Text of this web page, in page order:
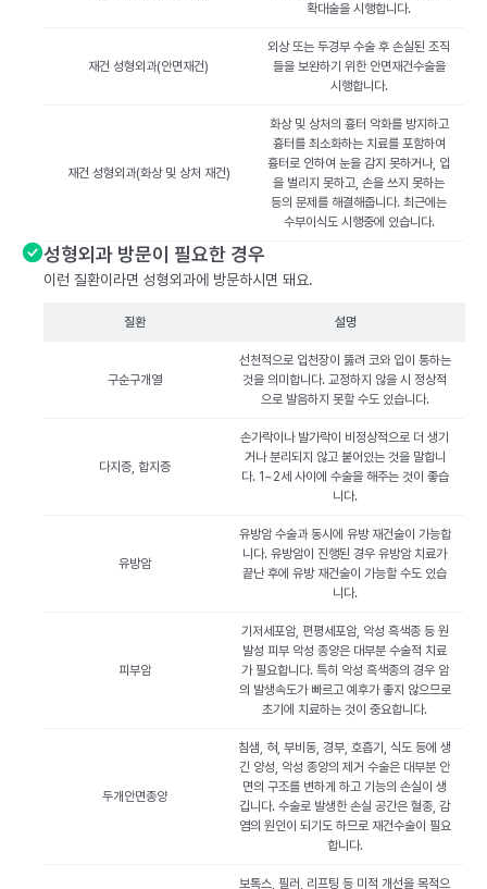
확대술을 시행합니다.
재건 성형외과(안면재건)
외상 또는 두경부 수술 후 손실된 조직
들을 보완하기 위한 안면재건수술을
시행합니다.
재건 성형외과(화상 및 상처 재건)
화상 및 상처의 흉터 악화를 방지하고
흉터를 최소화하는 치료를 포함하여
흉터로 인하여 눈을 감지 못하거나, 입
을 벌리지 못하고, 손을 쓰지 못하는
등의 문제를 해결해줍니다. 최근에는
수부이식도 시행중에 있습니다.
성형외과 방문이 필요한 경우
이런 질환이라면 성형외과에 방문하시면 돼요.
질환 설명
구순구개열
선천적으로 입천장이 뚫려 코와 입이 통하는
것을 의미합니다. 교정하지 않을 시 정상적
으로 발음하지 못할 수도 있습니다.
다지증, 합지증
손가락이나 발가락이 비정상적으로 더 생기
거나 분리되지 않고 붙어있는 것을 말합니
다. 1~2세 사이에 수술을 해주는 것이 좋습
니다.
유방암
유방암 수술과 동시에 유방 재건술이 가능합
니다. 유방암이 진행된 경우 유방암 치료가
끝난 후에 유방 재건술이 가능할 수도 있습
니다.
피부암
기저세포암, 편평세포암, 악성 흑색종 등 원
발성 피부 악성 종양은 대부분 수술적 치료
가 필요합니다. 특히 악성 흑색종의 경우 암
의 발생속도가 빠르고 예후가 좋지 않으므로
초기에 치료하는 것이 중요합니다.
두개안면종양
침샘, 혀, 부비동, 경부, 호흡기, 식도 등에 생
긴 양성, 악성 종양의 제거 수술은 대부분 안
면의 구조를 변하게 하고 기능의 손실이 생
깁니다. 수술로 발생한 손실 공간은 혈종, 감
염의 원인이 되기도 하므로 재건수술이 필요
합니다.
보톡스, 필러, 리프팅 등 미적 개선을 목적으